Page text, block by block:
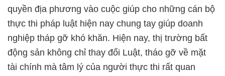
quyền địa phương vào cuộc giúp cho những cán bộ
thực thi pháp luật hiện nay chung tay giúp doanh
nghiệp tháp gỡ khó khăn. Hiện nay, thị trường bất
động sản không chỉ thay đổi Luật, tháo gỡ về mặt
tài chính mà tâm lý của người thực thi rất quan